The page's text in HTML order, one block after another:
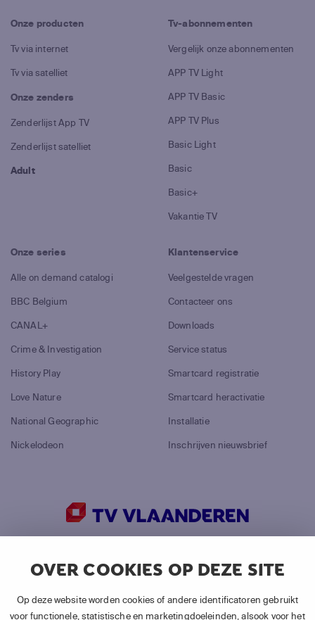
OVER COOKIES OP DEZE SITE
Op deze website worden cookies of andere identificatoren gebruikt
voor functionele, statistische en marketingdoeleinden, alsook voor het
Onze producten
Tv via internet
Tv via satelliet
Onze zenders
Zenderlijst App TV
Zenderlijst satelliet
Adult
Tv-abonnementen
Vergelijk onze abonnementen
APP TV Light
APP TV Basic
APP TV Plus
Basic Light
Basic
Basic+
Vakantie TV
Onze series
Alle on demand catalogi
BBC Belgium
CANAL+
Crime & Investigation
History Play
Love Nature
National Geographic
Nickelodeon
Klantenservice
Veelgestelde vragen
Contacteer ons
Downloads
Service status
Smartcard registratie
Smartcard heractivatie
Installatie
Inschrijven nieuwsbrief
Alle rechten voorbehouden.